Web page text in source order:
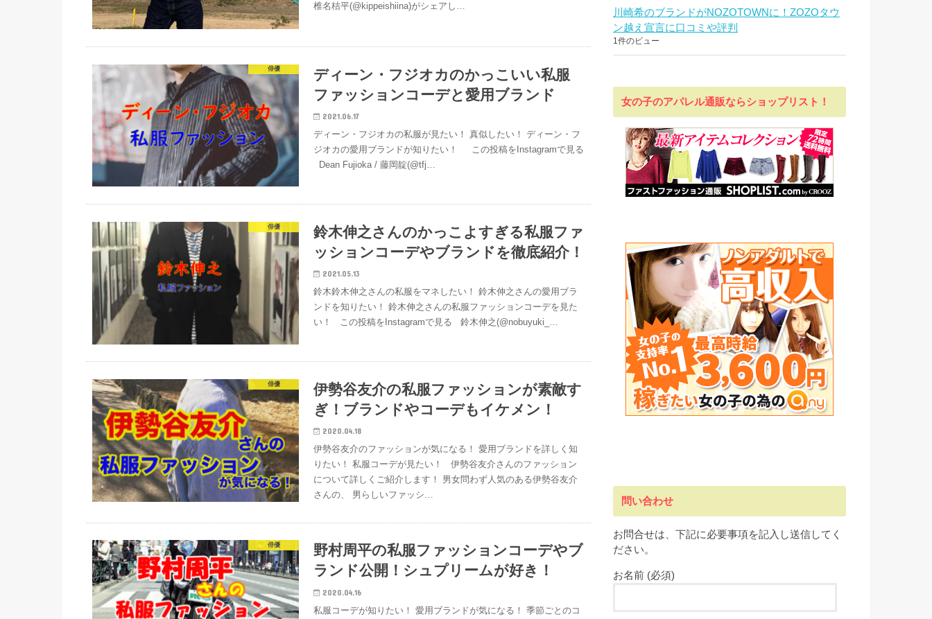
椎名桔平(@kippeishiina)がシェアし…
俳優
ディーン・フジオカのかっこいい私服
ファッションコーデと愛用ブランド
2021.06.17
ディーン・フジオカの私服が見たい！ 真似したい！ ディーン・フ
ジオカの愛用ブランドが知りたい！ この投稿をInstagramで見る
Dean Fujioka / 藤岡靛(@tfj…
俳優
鈴木伸之さんのかっこよすぎる私服ファ
ッションコーデやブランドを徹底紹介！
2021.05.13
鈴木鈴木伸之さんの私服をマネしたい！ 鈴木伸之さんの愛用ブラ
ンドを知りたい！ 鈴木伸之さんの私服ファッションコーデを見た
い！ この投稿をInstagramで見る 鈴木伸之(@nobuyuki_…
俳優
伊勢谷友介の私服ファッションが素敵す
ぎ！ブランドやコーデもイケメン！
2020.04.18
伊勢谷友介のファッションが気になる！ 愛用ブランドを詳しく知
りたい！ 私服コーデが見たい！ 伊勢谷友介さんのファッション
について詳しくご紹介します！ 男女問わず人気のある伊勢谷友介
さんの、 男らしいファッシ…
俳優
野村周平の私服ファッションコーデやブ
ランド公開！シュプリームが好き！
2020.04.16
私服コーデが知りたい！ 愛用ブランドが気になる！ 季節ごとのコ
川崎希のブランドがNOZOTOWNに！ZOZOタウ
ン越え宣言に口コミや評判
1件のビュー
女の子のアパレル通販ならショップリスト！
問い合わせ
お問合せは、下記に必要事項を記入し送信してく
ださい。
お名前 (必須)